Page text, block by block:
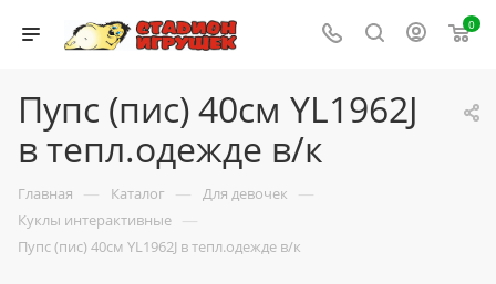
0
Пупс (пис) 40см YL1962J
в тепл.одежде в/к
Главная — Каталог — Для девочек —
Куклы интерактивные —
Пупс (пис) 40см YL1962J в тепл.одежде в/к